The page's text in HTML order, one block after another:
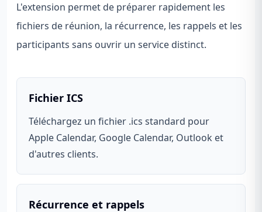
L'extension permet de préparer rapidement les
fichiers de réunion, la récurrence, les rappels et les
participants sans ouvrir un service distinct.
Fichier ICS
Téléchargez un fichier .ics standard pour
Apple Calendar, Google Calendar, Outlook et
d'autres clients.
Récurrence et rappels